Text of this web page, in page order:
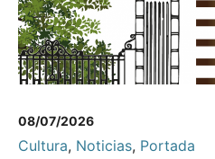
08/07/2026
Cultura, Noticias, Portada